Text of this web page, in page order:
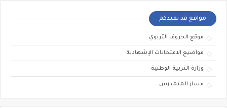
مواقع قد تفيدكم
موقع الحروف التربوي
مواضيع الامتحانات الإشهادية
وزارة التربية الوطنية
مسار المتمدرس